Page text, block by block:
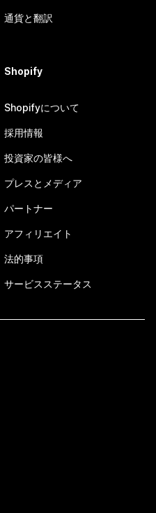
通貨と翻訳
Shopify
Shopifyについて
採用情報
投資家の皆様へ
プレスとメディア
パートナー
アフィリエイト
法的事項
サービスステータス